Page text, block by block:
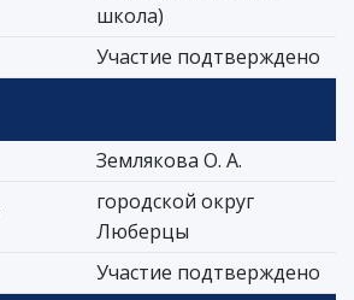
школа)
Участие подтверждено
Землякова О. А.
городской округ
Люберцы
Участие подтверждено